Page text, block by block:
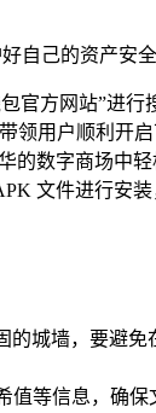
自己的资产安
官方网站”进
领用户顺利开启
的数字商场中
文件进行安
城墙，要避
等信息，确